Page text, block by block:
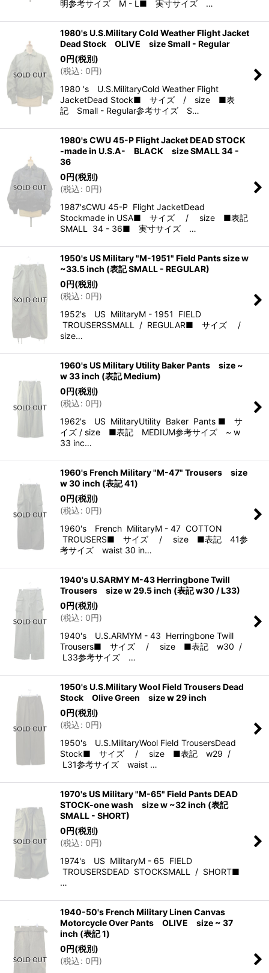
明参考サイズ M - L■ 実寸サイズ …
1980's U.S.Military Cold Weather Flight Jacket
Dead Stock OLIVE size Small - Regular
0円(税別)
(税込: 0円)
1980 's U.S.MilitaryCold Weather Flight
JacketDead Stock■ サイズ / size ■表
記 Small - Regular参考サイズ S…
1980's CWU 45-P Flight Jacket DEAD STOCK
-made in U.S.A- BLACK size SMALL 34 -
36
0円(税別)
(税込: 0円)
1987'sCWU 45-P Flight JacketDead
Stockmade in USA■ サイズ / size ■表記
SMALL 34 - 36■ 実寸サイズ …
1950's US Military "M-1951" Field Pants size w
~33.5 inch (表記 SMALL - REGULAR)
0円(税別)
(税込: 0円)
1952's US MilitaryM - 1951 FIELD
TROUSERSSMALL / REGULAR■ サイズ /
size…
1960's US Military Utility Baker Pants size ~
w 33 inch (表記 Medium)
0円(税別)
(税込: 0円)
1962's US MilitaryUtility Baker Pants ■ サ
イズ / size ■表記 MEDIUM参考サイズ ~ w
33 inc…
1960's French Military "M-47" Trousers size
w 30 inch (表記 41)
0円(税別)
(税込: 0円)
1960's French MilitaryM - 47 COTTON
TROUSERS■ サイズ / size ■表記 41参
考サイズ waist 30 in…
1940's U.SARMY M-43 Herringbone Twill
Trousers size w 29.5 inch (表記 w30 / L33)
0円(税別)
(税込: 0円)
1940's U.S.ARMYM - 43 Herringbone Twill
Trousers■ サイズ / size ■表記 w30 /
L33参考サイズ …
1950's U.S.Military Wool Field Trousers Dead
Stock Olive Green size w 29 inch
0円(税別)
(税込: 0円)
1950's U.S.MilitaryWool Field TrousersDead
Stock■ サイズ / size ■表記 w29 /
L31参考サイズ waist …
1970's US Military "M-65" Field Pants DEAD
STOCK-one wash size w ~32 inch (表記
SMALL - SHORT)
0円(税別)
(税込: 0円)
1974's US MilitaryM - 65 FIELD
TROUSERSDEAD STOCKSMALL / SHORT■
…
1940-50's French Military Linen Canvas
Motorcycle Over Pants OLIVE size ~ 37
inch (表記 1)
0円(税別)
(税込: 0円)